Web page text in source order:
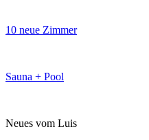
10 neue Zimmer
Sauna + Pool
Neues vom Luis